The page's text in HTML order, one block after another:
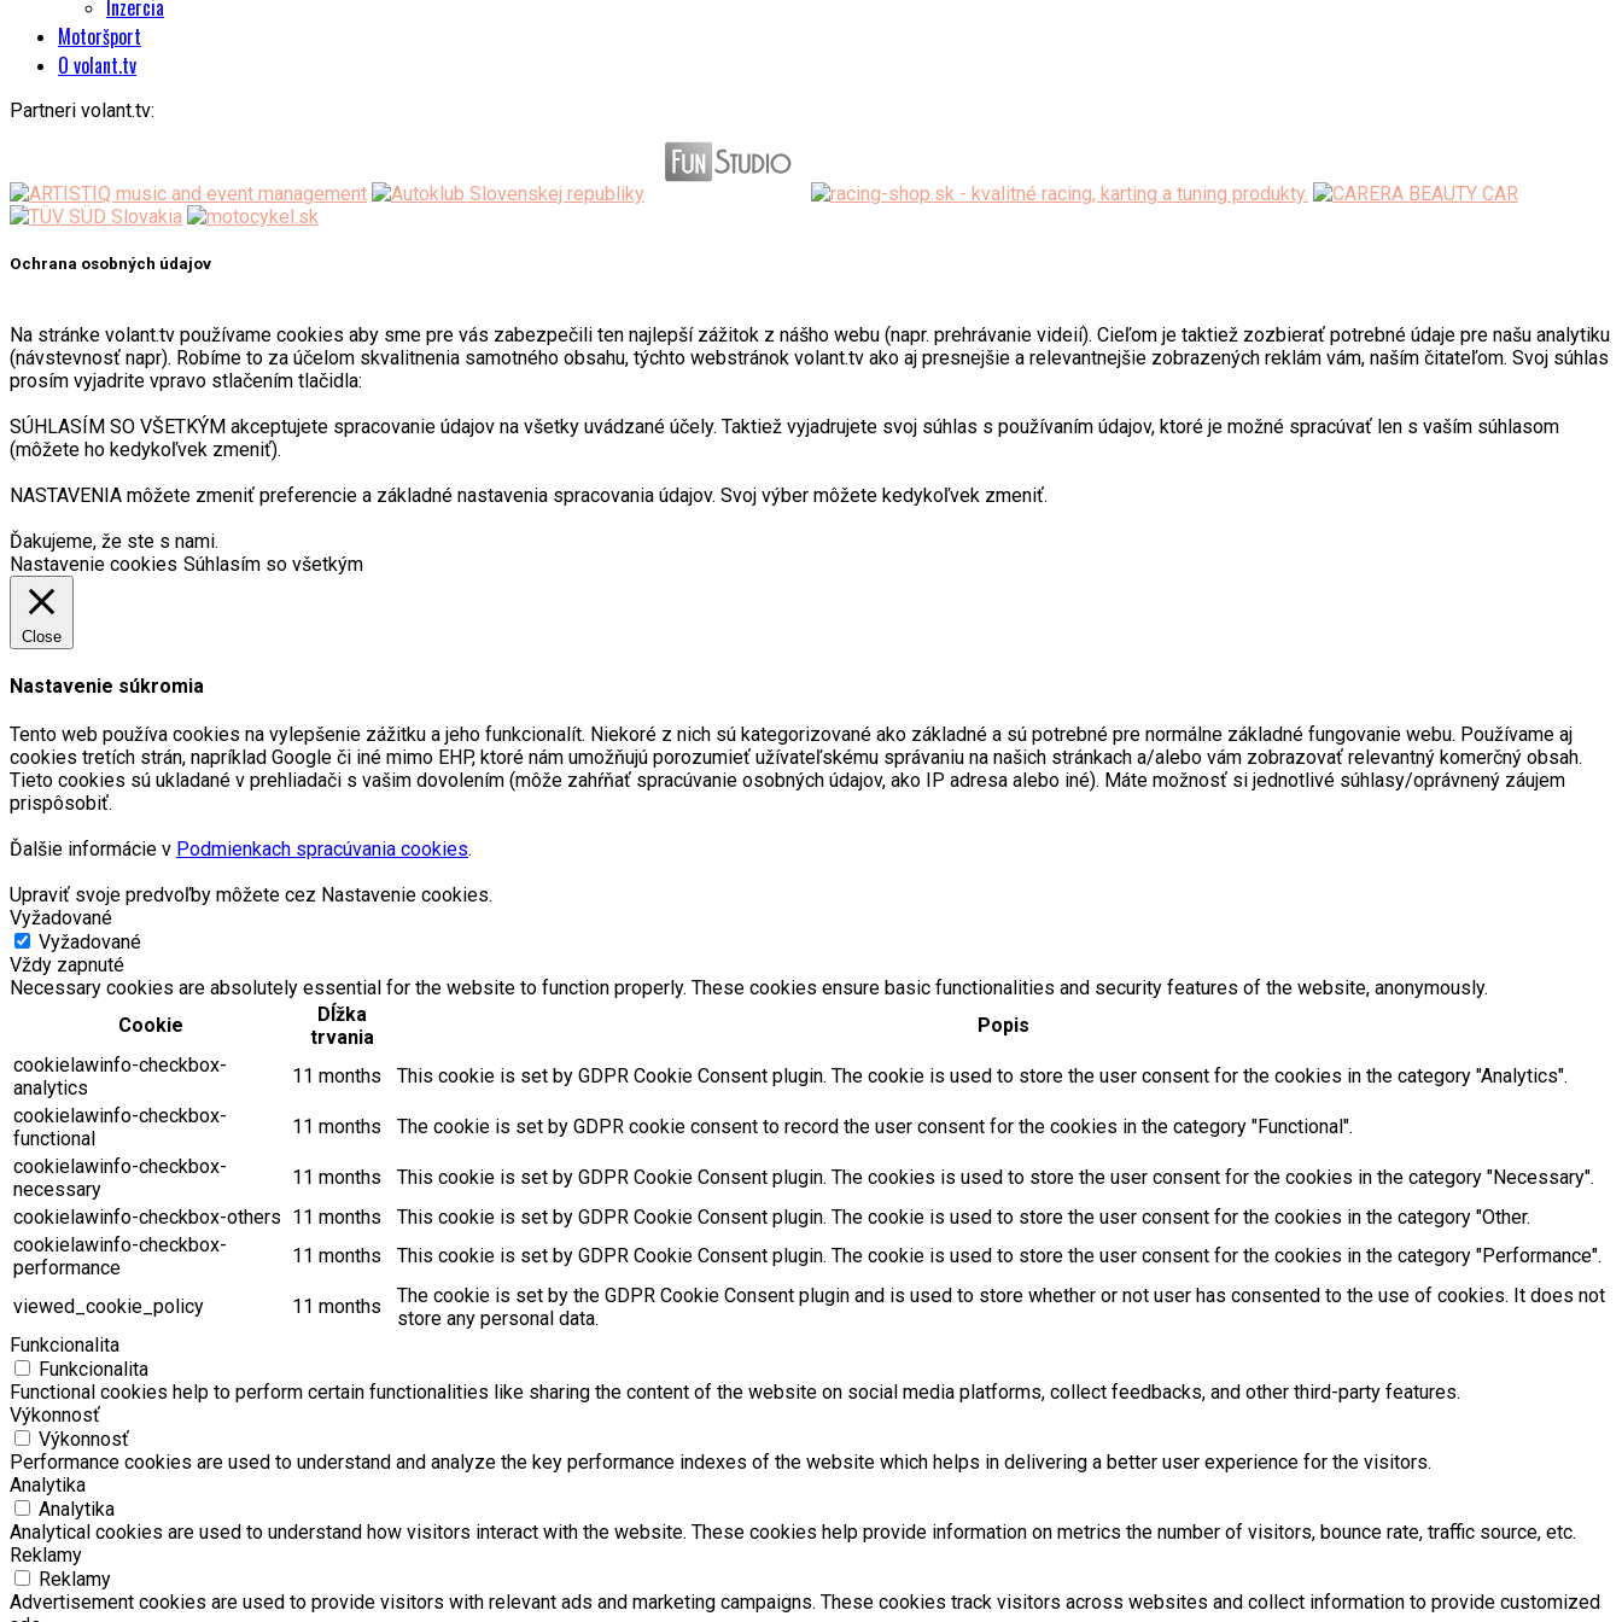
Inzercia
Motoršport
O volant.tv
Partneri volant.tv:
Ochrana osobných údajov
Na stránke volant.tv používame cookies aby sme pre vás zabezpečili ten najlepší zážitok z nášho webu (napr. prehrávanie videií). Cieľom je taktiež zozbierať potrebné údaje pre našu analytiku
(návstevnosť napr). Robíme to za účelom skvalitnenia samotného obsahu, týchto webstránok volant.tv ako aj presnejšie a relevantnejšie zobrazených reklám vám, naším čitateľom. Svoj súhlas
prosím vyjadrite vpravo stlačením tlačidla:
SÚHLASÍM SO VŠETKÝM akceptujete spracovanie údajov na všetky uvádzané účely. Taktiež vyjadrujete svoj súhlas s používaním údajov, ktoré je možné spracúvať len s vaším súhlasom
(môžete ho kedykoľvek zmeniť).
NASTAVENIA môžete zmeniť preferencie a základné nastavenia spracovania údajov. Svoj výber môžete kedykoľvek zmeniť.
Ďakujeme, že ste s nami.
Nastavenie cookies Súhlasím so všetkým
Close
Nastavenie súkromia
Tento web používa cookies na vylepšenie zážitku a jeho funkcionalít. Niekoré z nich sú kategorizované ako základné a sú potrebné pre normálne základné fungovanie webu. Používame aj
cookies tretích strán, napríklad Google či iné mimo EHP, ktoré nám umožňujú porozumieť užívateľskému správaniu na našich stránkach a/alebo vám zobrazovať relevantný komerčný obsah.
Tieto cookies sú ukladané v prehliadači s vašim dovolením (môže zahŕňať spracúvanie osobných údajov, ako IP adresa alebo iné). Máte možnosť si jednotlivé súhlasy/oprávnený záujem
prispôsobiť.
Ďalšie informácie v Podmienkach spracúvania cookies.
Upraviť svoje predvoľby môžete cez Nastavenie cookies.
Vyžadované
Vyžadované
Vždy zapnuté
Necessary cookies are absolutely essential for the website to function properly. These cookies ensure basic functionalities and security features of the website, anonymously.
Cookie
Dĺžka
trvania
Popis
cookielawinfo-checkbox-
analytics
11 months
This cookie is set by GDPR Cookie Consent plugin. The cookie is used to store the user consent for the cookies in the category "Analytics".
cookielawinfo-checkbox-
functional
11 months
The cookie is set by GDPR cookie consent to record the user consent for the cookies in the category "Functional".
cookielawinfo-checkbox-
necessary
11 months
This cookie is set by GDPR Cookie Consent plugin. The cookies is used to store the user consent for the cookies in the category "Necessary".
cookielawinfo-checkbox-others 11 months
This cookie is set by GDPR Cookie Consent plugin. The cookie is used to store the user consent for the cookies in the category "Other.
cookielawinfo-checkbox-
performance
11 months This cookie is set by GDPR Cookie Consent plugin. The cookie is used to store the user consent for the cookies in the category "Performance".
viewed_cookie_policy 11 months
The cookie is set by the GDPR Cookie Consent plugin and is used to store whether or not user has consented to the use of cookies. It does not
store any personal data.
Funkcionalita
Funkcionalita
Functional cookies help to perform certain functionalities like sharing the content of the website on social media platforms, collect feedbacks, and other third-party features.
Výkonnosť
Výkonnosť
Performance cookies are used to understand and analyze the key performance indexes of the website which helps in delivering a better user experience for the visitors.
Analytika
Analytika
Analytical cookies are used to understand how visitors interact with the website. These cookies help provide information on metrics the number of visitors, bounce rate, traffic source, etc.
Reklamy
Reklamy
Advertisement cookies are used to provide visitors with relevant ads and marketing campaigns. These cookies track visitors across websites and collect information to provide customized